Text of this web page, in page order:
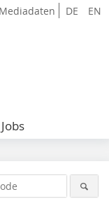
DE EN
Mediadaten
Jobs